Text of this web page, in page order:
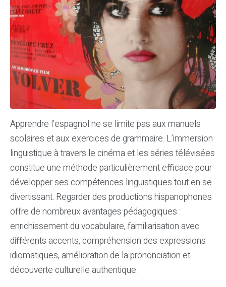
Apprendre l’espagnol ne se limite pas aux manuels
scolaires et aux exercices de grammaire. L’immersion
linguistique à travers le cinéma et les séries télévisées
constitue une méthode particulièrement efficace pour
développer ses compétences linguistiques tout en se
divertissant. Regarder des productions hispanophones
offre de nombreux avantages pédagogiques :
enrichissement du vocabulaire, familiarisation avec
différents accents, compréhension des expressions
idiomatiques, amélioration de la prononciation et
découverte culturelle authentique.